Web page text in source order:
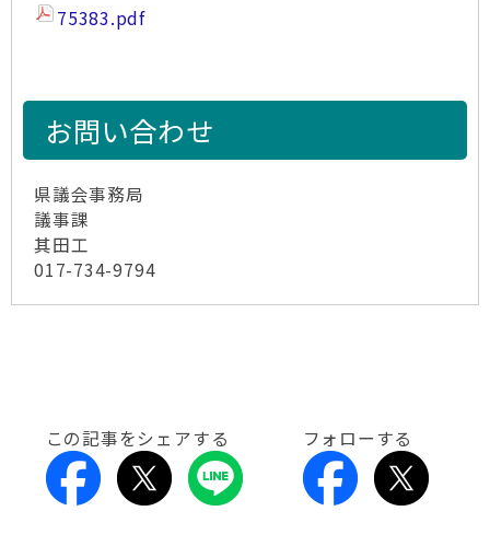
75383.pdf
お問い合わせ
県議会事務局
議事課
其田工
017-734-9794
この記事をシェアする フォローする